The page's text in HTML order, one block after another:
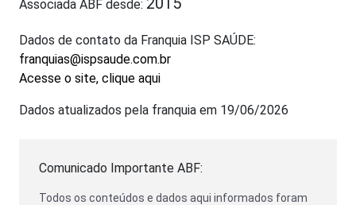
Associada ABF desde:
Dados de contato da Franquia ISP SAÚDE:
franquias@ispsaude.com.br
Acesse o site, clique aqui
Dados atualizados pela franquia em 19/06/2026
Comunicado Importante ABF:
Todos os conteúdos e dados aqui informados foram